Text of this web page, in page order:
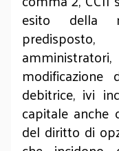
esito della
debitrice, ivi
capitale anche
del diritto di